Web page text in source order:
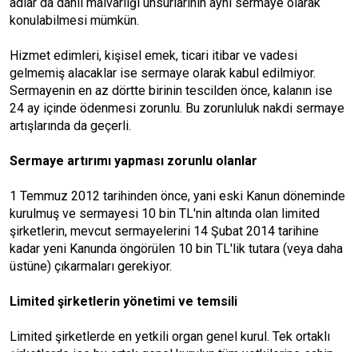
konulabilmesi mümkün.
Hizmet edimleri, kişisel emek, ticari itibar ve vadesi
gelmemiş alacaklar ise sermaye olarak kabul edilmiyor.
Sermayenin en az dörtte birinin tescilden önce, kalanın ise
24 ay içinde ödenmesi zorunlu. Bu zorunluluk nakdi sermaye
artışlarında da geçerli.
Sermaye artırımı yapması zorunlu olanlar
1 Temmuz 2012 tarihinden önce, yani eski Kanun döneminde
kurulmuş ve sermayesi 10 bin TL'nin altında olan limited
şirketlerin, mevcut sermayelerini 14 Şubat 2014 tarihine
kadar yeni Kanunda öngörülen 10 bin TL'lik tutara (veya daha
üstüne) çıkarmaları gerekiyor.
Limited şirketlerin yönetimi ve temsili
Limited şirketlerde en yetkili organ genel kurul. Tek ortaklı